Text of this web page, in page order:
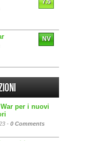
7.5
NV
per i nuovi
- 0 Comments